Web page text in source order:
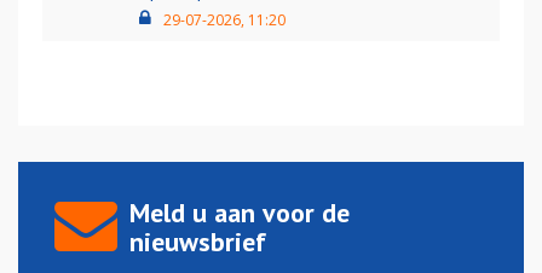
29-07-2026, 11:20
Meld u aan voor de
nieuwsbrief